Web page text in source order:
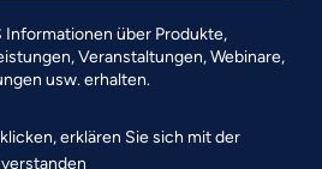
Informationen über Produkte,
Veranstaltungen, Webinare,
usw. erhalten.
erklären Sie sich mit der